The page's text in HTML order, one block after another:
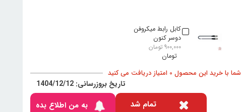
کابل رابط میکروفن
دوسر کنون
900,000
تومان
شما با خرید این محصول 0 امتیاز دریافت می کنید
به من اطلاع بده تمام شد
تاریخ بروزرسانی: 1404/12/12